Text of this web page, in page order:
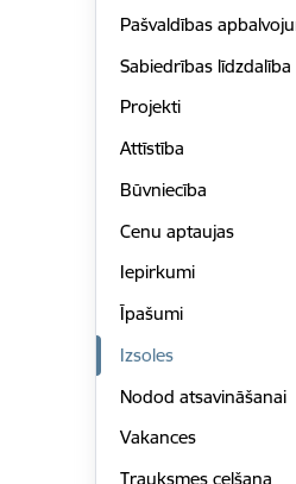
Pašvaldības
Sabiedrības līdzdalība
Projekti
Attīstība
Būvniecība
Cenu aptaujas
Iepirkumi
Īpašumi
Izsoles
Nodod atsavināšanai
Vakances
Trauksmes celšana